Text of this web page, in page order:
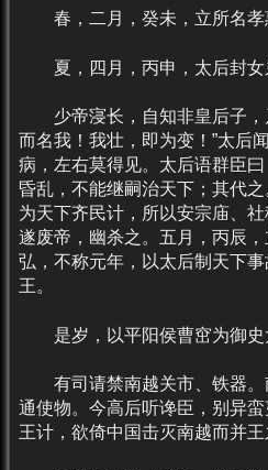
春，二月，癸未，立所名孝
夏，四月，丙申，太后封女
少帝寖长，自知非皇后子，
而名我！我壮，即为变！”太后
病，左右莫得见。太后语群臣
昏乱，不能继嗣治天下；其代之
为天下齐民计，所以安宗庙、
遂废帝，幽杀之。五月，丙辰
弘，不称元年，以太后制天下
王。
是岁，以平阳侯曹窋为御史
有司请禁南越关市、铁器。
通使物。今高后听谗臣，别异
王计，欲倚中国击灭南越而并